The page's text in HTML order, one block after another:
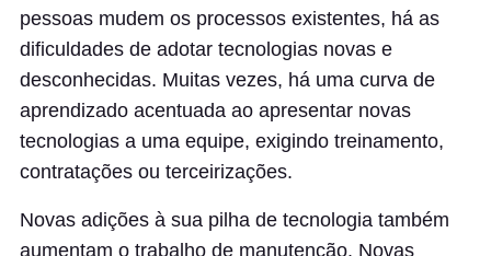
pessoas mudem os processos existentes, há as
dificuldades de adotar tecnologias novas e
desconhecidas. Muitas vezes, há uma curva de
aprendizado acentuada ao apresentar novas
tecnologias a uma equipe, exigindo treinamento,
contratações ou terceirizações.
Novas adições à sua pilha de tecnologia também
aumentam o trabalho de manutenção. Novas